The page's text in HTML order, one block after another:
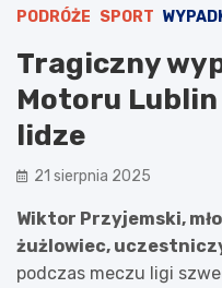
PODRÓŻE SPORT
Tragiczny
Motoru
lidze
21 sierpnia 2025
Wiktor Przyjemski,
żużlowiec,
podczas meczu ligi